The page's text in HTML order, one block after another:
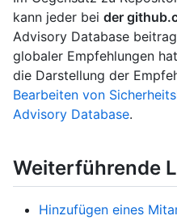
kann jeder bei der
Advisory Database
globaler Empfehlungen
die Darstellung der
Bearbeiten von
Advisory Database.
Weiterführende
Hinzufügen eines